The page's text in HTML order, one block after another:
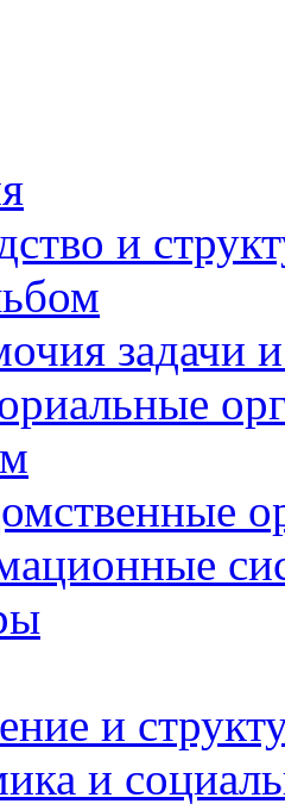
и
задачи
и
и